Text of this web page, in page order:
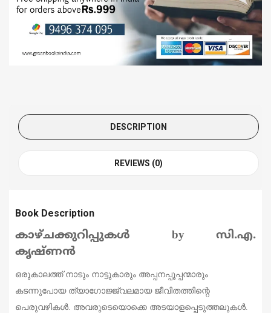
DESCRIPTION
REVIEWS (0)
Book Description
കാഴ്ചക്കുറിപ്പുകൾ by സി.എ.
കൃഷ്ണൻ
ഒരുകാലത്ത് നാടും നാട്ടുകാരും അപ്പനപ്പൂപ്പന്മാരും
കടന്നുപോയ ത്യാഗോജ്ജ്വലമായ ജീവിതത്തിന്റെ
പെരുവഴികൾ. അവരുടെയൊക്കെ അടയാളപ്പെടുത്തലുകൾ.